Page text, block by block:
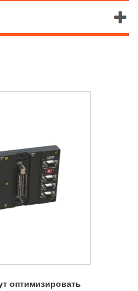
оптимизировать